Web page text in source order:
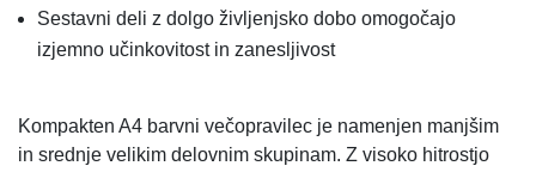
Sestavni deli z dolgo življenjsko dobo omogočajo
izjemno učinkovitost in zanesljivost
Kompakten A4 barvni večopravilec je namenjen manjšim
in srednje velikim delovnim skupinam. Z visoko hitrostjo